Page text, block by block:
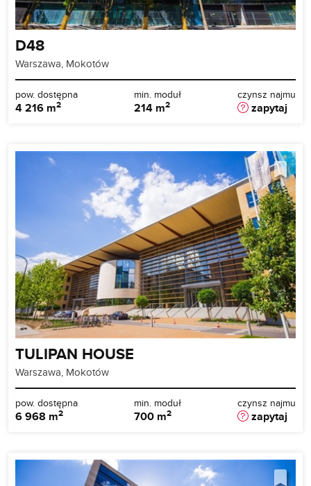
D48
Warszawa, Mokotów
pow. dostępna
4 216 m2
min. moduł
214 m2
czynsz najmu
zapytaj
TULIPAN HOUSE
Warszawa, Mokotów
pow. dostępna
6 968 m2
min. moduł
700 m2
czynsz najmu
zapytaj